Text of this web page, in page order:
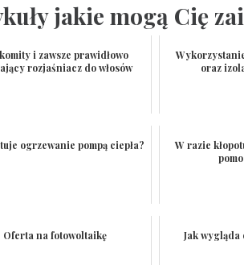
jakie mogą Cię
i zawsze prawidłowo
rozjaśniacz do włosów
oraz
ogrzewanie pompą ciepła?
W razie
Oferta na fotowoltaikę Jak